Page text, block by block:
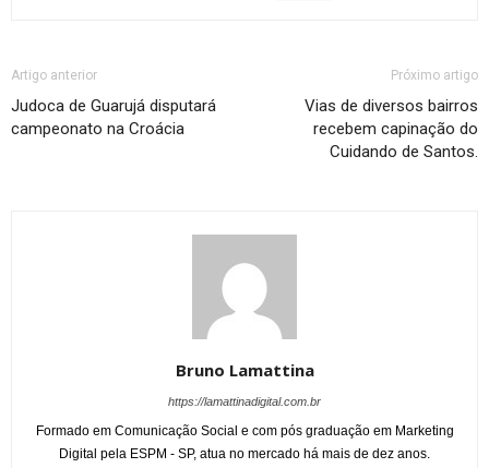
Artigo anterior
Judoca de Guarujá disputará
campeonato na Croácia
Próximo artigo
Vias de diversos bairros
recebem capinação do
Cuidando de Santos.
Bruno Lamattina
https://lamattinadigital.com.br
Formado em Comunicação Social e com pós graduação em Marketing
Digital pela ESPM - SP, atua no mercado há mais de dez anos.